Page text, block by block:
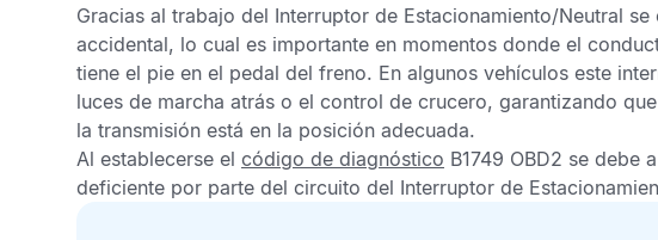
Gracias al trabajo del Interruptor de Estacionamiento/Neutral
accidental, lo cual es importante en momentos donde el
tiene el pie en el pedal del freno. En algunos vehículos este
luces de marcha atrás o el control de crucero, garantizando
la transmisión está en la posición adecuada.
Al establecerse el código de diagnóstico B1749 OBD2 se debe
deficiente por parte del circuito del Interruptor de